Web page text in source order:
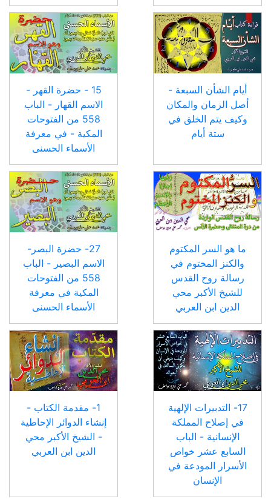
أيام الشأن السبعة -
أصل الزمان والمكان
وكيف يتم الخلق في
ستة أيام
15 - حضرة القهر -
الاسم القهار - الباب
558 من الفتوحات
المكية - في معرفة
الأسماء الحسنى
ما هو السر المكتوم
والكنز المختوم في
رسالة روح القدس
للشيخ الأكبر محي
الدين ابن العربي
27- حضرة البصر-
الاسم البصير - الباب
558 من الفتوحات
المكية في معرفة
الأسماء الحسنى
17- التدبيرات الإلهية
في إصلاح المملكة
الإنسانية - الباب
السابع عشر خواص
الأسرار المودعة في
الإنسان
1- مقدمة الكتاب -
إنشاء الدوائر الإحاطية
- الشيخ الأكبر محي
الدين ابن العربي